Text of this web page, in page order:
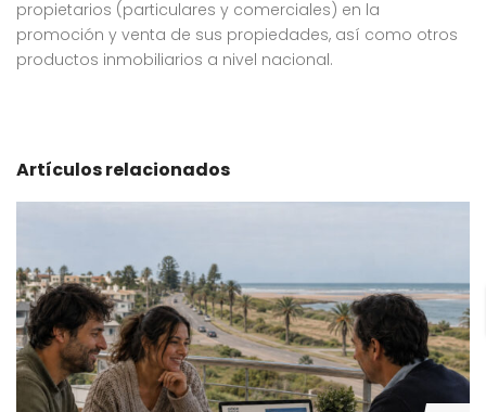
propietarios (particulares y comerciales) en la
promoción y venta de sus propiedades, así como otros
productos inmobiliarios a nivel nacional.
Artículos relacionados